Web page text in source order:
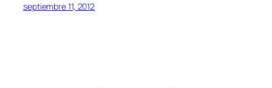
septiembre 11, 2012